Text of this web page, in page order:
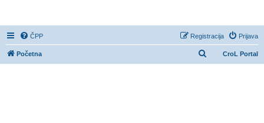
ČPP Prijava
Registracija
CroL Portal
Početna